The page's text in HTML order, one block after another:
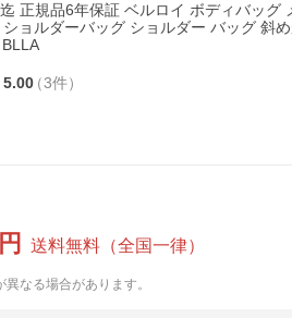
正規品6年保証 ベルロイ ボディバッグ
ショルダーバッグ ショルダー バッグ 斜
5.00（3件）
円 送料無料 （全国一律）
なる場合があります。